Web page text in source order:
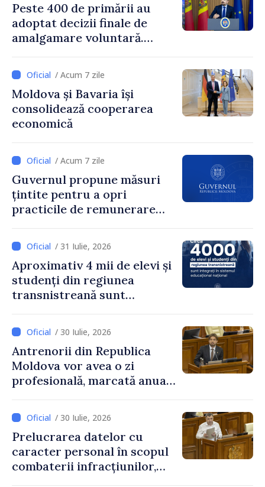
Peste 400 de primării au
adoptat decizii finale de
amalgamare voluntară.
Guvernului, Alexei Buzu:
„85,5% dintre primării au
inițiat procesul. Le
mulțumim aleșilor locali
pentru că au pus pe primul
dezvoltar
/ Acum 7 zile
Moldova și Bavaria își
consolidează cooperarea
economică
/ Acum 7 zile
Guvernul propune măsuri
țintite pentru a opri
practicile de remunerare
/ 31 Iulie, 2026
Aproximativ 4 mii de elevi și
studenți din regiunea
transnistreană sunt
educațional național
/ 30 Iulie, 2026
Antrenorii din Republica
Moldova vor avea o zi
profesională, marcată anual
/ 30 Iulie, 2026
Prelucrarea datelor cu
caracter personal în scopul
combaterii infracțiunilor,